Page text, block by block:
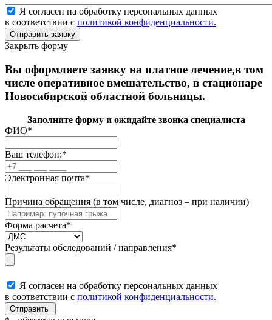
Я согласен на обработку персональных данных
в соответствии с политикой конфиденциальности.
Закрыть форму
Вы оформляете заявку на платное лечение,в том
числе оперативное вмешательство, в стационаре
Новосибирской областной больницы.
Заполните форму и ожидайте звонка специалиста
ФИО*
Ваш телефон:*
Электронная почта*
Причина обращения (в том числе, диагноз – при наличии)
Форма расчета*
Результаты обследований / направления*
Я согласен на обработку персональных данных
в соответствии с политикой конфиденциальности.